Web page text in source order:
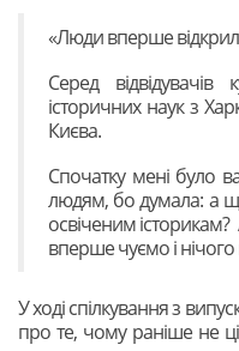
«Люди вперше
Серед відвідувачів
історичних наук з
Києва.
Спочатку мені було
людям, бо думала: а
освіченим
вперше чуємо і нічого
У ході спілкування з
про те, чому раніше не